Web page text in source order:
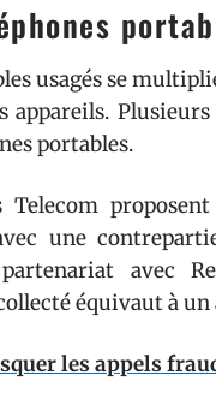
usagés se
portables.
Telecom
une
avec
équivaut à
les appels